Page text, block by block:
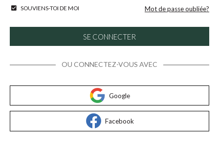
SOUVIENS-TOI DE MOI Mot de passe oubliée?
SE CONNECTER
OU CONNECTEZ-VOUS AVEC
Google
Facebook